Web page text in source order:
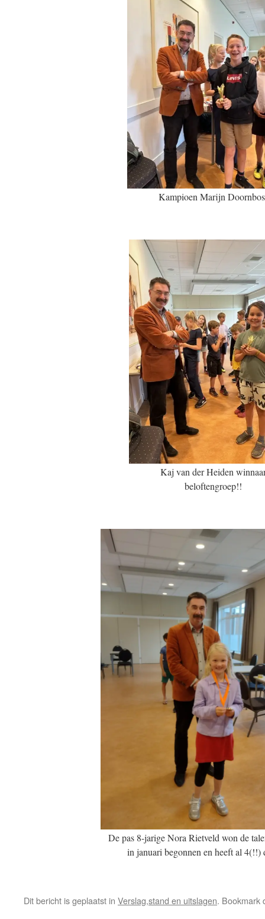
Kampioen Marijn
Kaj van der Heiden
beloftengroep!!
De pas 8-jarige Nora Rietveld won de
in januari begonnen en heeft al 4(!!)
Dit bericht is geplaatst in Verslag,stand en uitslagen. Bookmark